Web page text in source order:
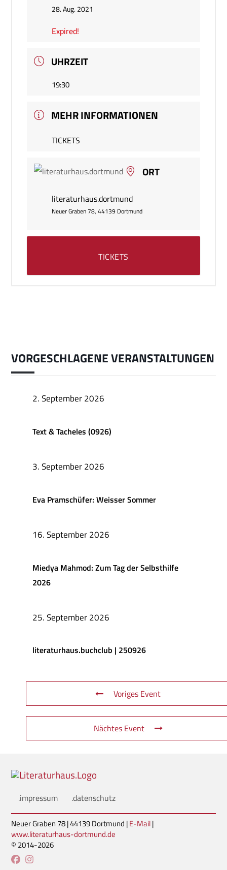
28. Aug. 2021
Expired!
UHRZEIT
19:30
MEHR INFORMATIONEN
TICKETS
ORT
literaturhaus.dortmund
Neuer Graben 78, 44139 Dortmund
TICKETS
VORGESCHLAGENE VERANSTALTUNGEN
2. September 2026
Text & Tacheles (0926)
3. September 2026
Eva Pramschüfer: Weisser Sommer
16. September 2026
Miedya Mahmod: Zum Tag der Selbsthilfe
2026
25. September 2026
literaturhaus.buchclub | 250926
Voriges Event
Nächtes Event
.impressum .datenschutz
Neuer Graben 78 | 44139 Dortmund |E-Mail|
www.literaturhaus-dortmund.de
© 2014-2026